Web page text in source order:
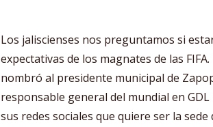
Los jaliscienses nos preguntamos si
expectativas de los magnates de las FIFA.
nombró al presidente municipal de
responsable general del mundial en GDL
sus redes sociales que quiere ser la